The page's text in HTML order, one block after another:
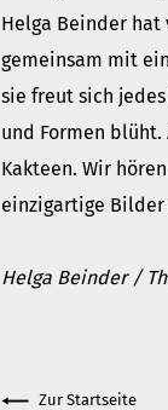
Helga Beinder hat
gemeinsam mit
sie freut sich
und Formen
Kakteen. Wir
einzigartige Bilder
Helga Beinder /
Zur Startseite